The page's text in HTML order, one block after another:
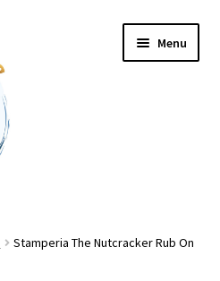
Menu
Stamperia The Nutcracker Rub On